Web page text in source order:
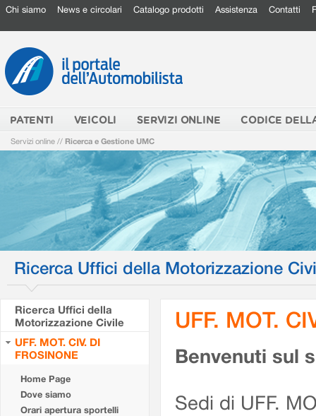
Chi siamo News e circolari Catalogo prodotti Assistenza Contatti
PATENTI VEICOLI SERVIZI ONLINE CODICE
Servizi online // Ricerca e Gestione UMC
Ricerca Uffici della Motorizzazione
Ricerca Uffici della
Motorizzazione Civile
UFF. MOT. CIV. DI
FROSINONE
Home Page
Dove siamo
Orari apertura sportelli
UFF. MOT.
Benvenuti sul
Sedi di UFF.